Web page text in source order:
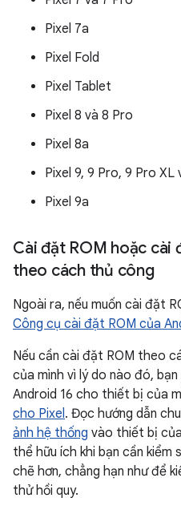
Pixel 7a
Pixel Fold
Pixel Tablet
Pixel 8 và 8 Pro
Pixel 8a
Pixel 9, 9 Pro, 9 Pro XL
Pixel 9a
Cài đặt ROM hoặc cài
theo cách thủ công
Ngoài ra, nếu muốn cài đặt
Công cụ cài đặt ROM của
Nếu cần cài đặt ROM theo
của mình vì lý do nào đó,
Android 16 cho thiết bị của
cho Pixel. Đọc hướng dẫn
ảnh hệ thống vào thiết bị
thể hữu ích khi bạn cần
chẽ hơn, chẳng hạn như để
thử hồi quy.